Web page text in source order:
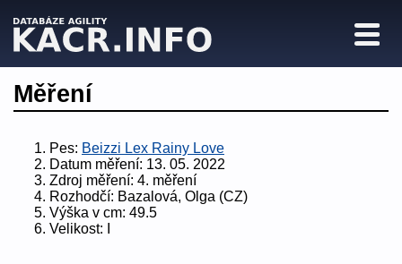
Měření
Pes: Beizzi Lex Rainy Love
Datum měření: 13. 05. 2022
Zdroj měření: 4. měření
Rozhodčí: Bazalová, Olga (CZ)
Výška v cm: 49.5
Velikost: